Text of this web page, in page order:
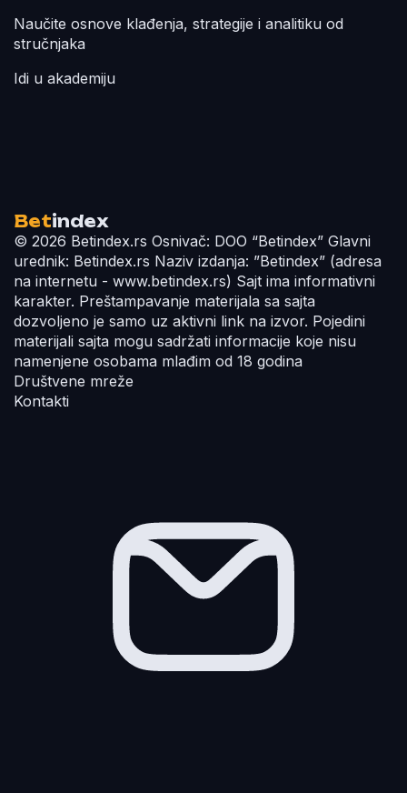
Naučite osnove klađenja, strategije i analitiku od
stručnjaka
Idi u akademiju
Betindex
© 2026 Betindex.rs Osnivač: DOO “Betindex” Glavni
urednik: Betindex.rs Naziv izdanja: ”Betindex” (adresa
na internetu - www.betindex.rs) Sajt ima informativni
karakter. Preštampavanje materijala sa sajta
dozvoljeno je samo uz aktivni link na izvor. Pojedini
materijali sajta mogu sadržati informacije koje nisu
namenjene osobama mlađim od 18 godina
Društvene mreže
Kontakti